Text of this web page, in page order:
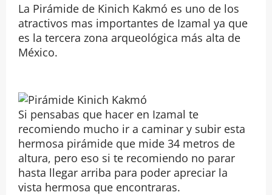
La Pirámide de Kinich Kakmó es uno de los
atractivos mas importantes de Izamal ya que
es la tercera zona arqueológica más alta de
México.
Si pensabas que hacer en Izamal te
recomiendo mucho ir a caminar y subir esta
hermosa pirámide que mide 34 metros de
altura, pero eso si te recomiendo no parar
hasta llegar arriba para poder apreciar la
vista hermosa que encontraras.